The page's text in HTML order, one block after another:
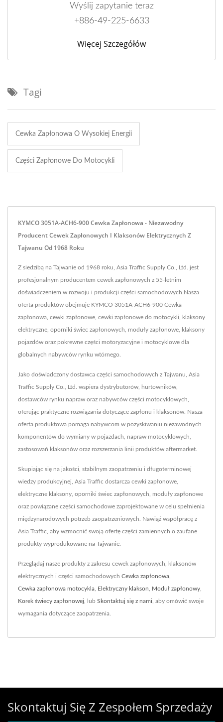
Wyślij zapytanie teraz
+886-49-225-6633
Więcej Szczegółów
Tagi
Cewka Zapłonowa O Wysokiej Energii
Części Zapłonowe Do Motocykli
KYMCO 3051A-ACH6-900 Cewka Zapłonowa - Niezawodny
Producent Cewek Zapłonowych I Klaksonów Elektrycznych Z
Tajwanu Od 1968 Roku
Z siedzibą na Tajwanie od 1968 roku, Asia Traffic Supply Co., Ltd. jest
profesjonalnym producentem cewek zapłonowych z 55-letnim
doświadczeniem w rozwoju i produkcji części samochodowych.Nasza
oferta produktów obejmuje KYMCO 3051A-ACH6-900 Cewka
zapłonowa, cewki zapłonowe, cewki zapłonowe do motocykli, klaksony
elektryczne, oporniki świec zapłonowych, moduły zapłonowe, klaksony
pojazdów oraz pokrewne części motoryzacyjne i motocyklowe dla
globalnych nabywców rynku wtórnego.
Jako doświadczony dostawca części samochodowych z Tajwanu, Asia
Traffic Supply Co., Ltd. wspiera dystrybutorów, hurtowników,
dostawców rynku napraw oraz nabywców części motocyklowych,
oferując praktyczne rozwiązania dotyczące zapłonu i klaksonów. Nasza
oferta produktowa pomaga nabywcom w pozyskiwaniu niezawodnych
komponentów do wymiany w pojazdach, napraw motocyklowych,
zastosowań klaksonów oraz rozszerzania linii produktów aftermarket.
Skupiając się na jakości, stabilnym zaopatrzeniu i długoterminowej
wiedzy produkcyjnej, Asia Traffic dostarcza cewki zapłonowe,
elektryczne klaksony, oporniki świec zapłonowych, moduły zapłonowe
oraz powiązane części samochodowe zaprojektowane w celu spełnienia
międzynarodowych potrzeb zaopatrzeniowych. Nawiąż współpracę z
Asia Traffic, aby wzmocnić swoją ofertę części zamiennych o zaufane
produkty wyprodukowane na Tajwanie.
Przeglądaj nasze produkty z zakresu cewek zapłonowych, klaksonów
elektrycznych i części samochodowych Cewka zapłonowa
Cewka zapłonowa motocykla Elektryczny klakson Moduł zapłonowy
Korek świecy zapłonowej , lub Skontaktuj się z nami , aby omówić swoje
wymagania dotyczące zaopatrzenia.
Skontaktuj Się Z Zespołem Sprzedaży